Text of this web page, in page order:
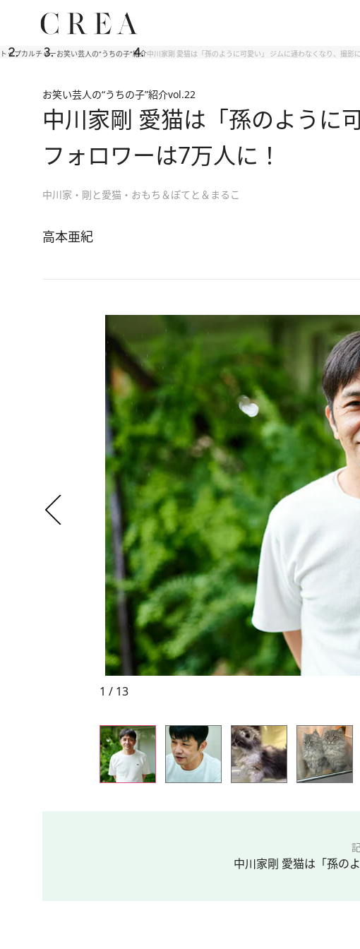
トップカルチャーお笑い芸人の“うちの子”紹介中川家剛 愛猫は「孫のように可愛い」 ジムに通わなくなり、撮影
お笑い芸人の“うちの子”紹介vol.22
中川家剛 愛猫は「孫のように
フォロワーは7万人に！
中川家・剛と愛猫・おもち＆ぽてと＆まるこ
高本亜紀
1 / 13
中川家剛 愛猫は「孫の